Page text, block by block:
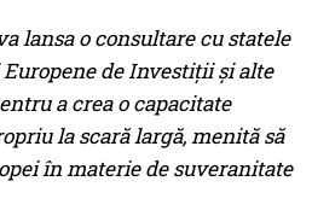
lansa o consultare cu statele
de Investiții și alte
a crea o capacitate
la scară largă, menită să
în materie de suveranitate